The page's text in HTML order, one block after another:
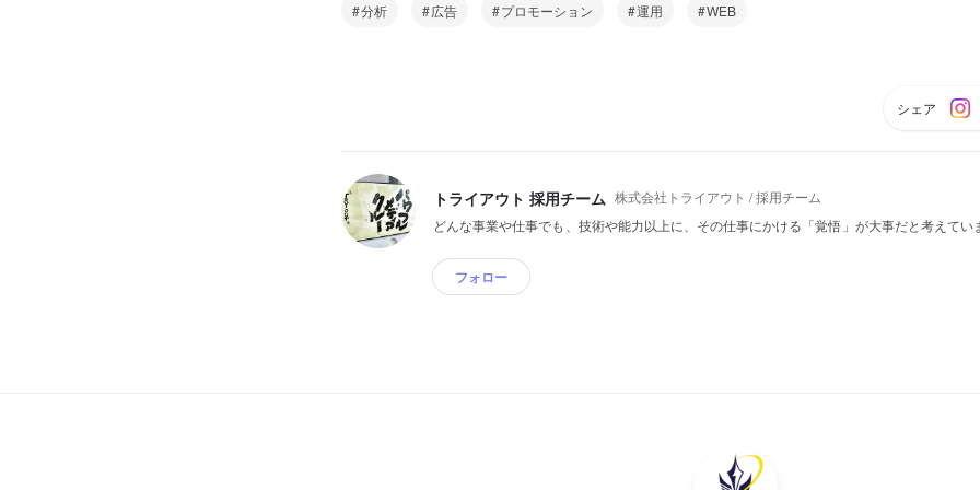
分析 広告 プロモーション 運用 WEB
シェア
トライアウト 採用チーム 株式会社トライアウト / 採用チーム
どんな事業や仕事でも、技術や能力以上に、その仕事にかける「覚悟」が大事だと考えてい
フォロー